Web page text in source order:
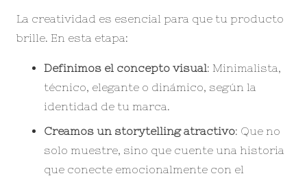
La creatividad es esencial para que tu producto
brille. En esta etapa:
Definimos el concepto visual: Minimalista,
técnico, elegante o dinámico, según la
identidad de tu marca.
Creamos un storytelling atractivo: Que no
solo muestre, sino que cuente una historia
que conecte emocionalmente con el